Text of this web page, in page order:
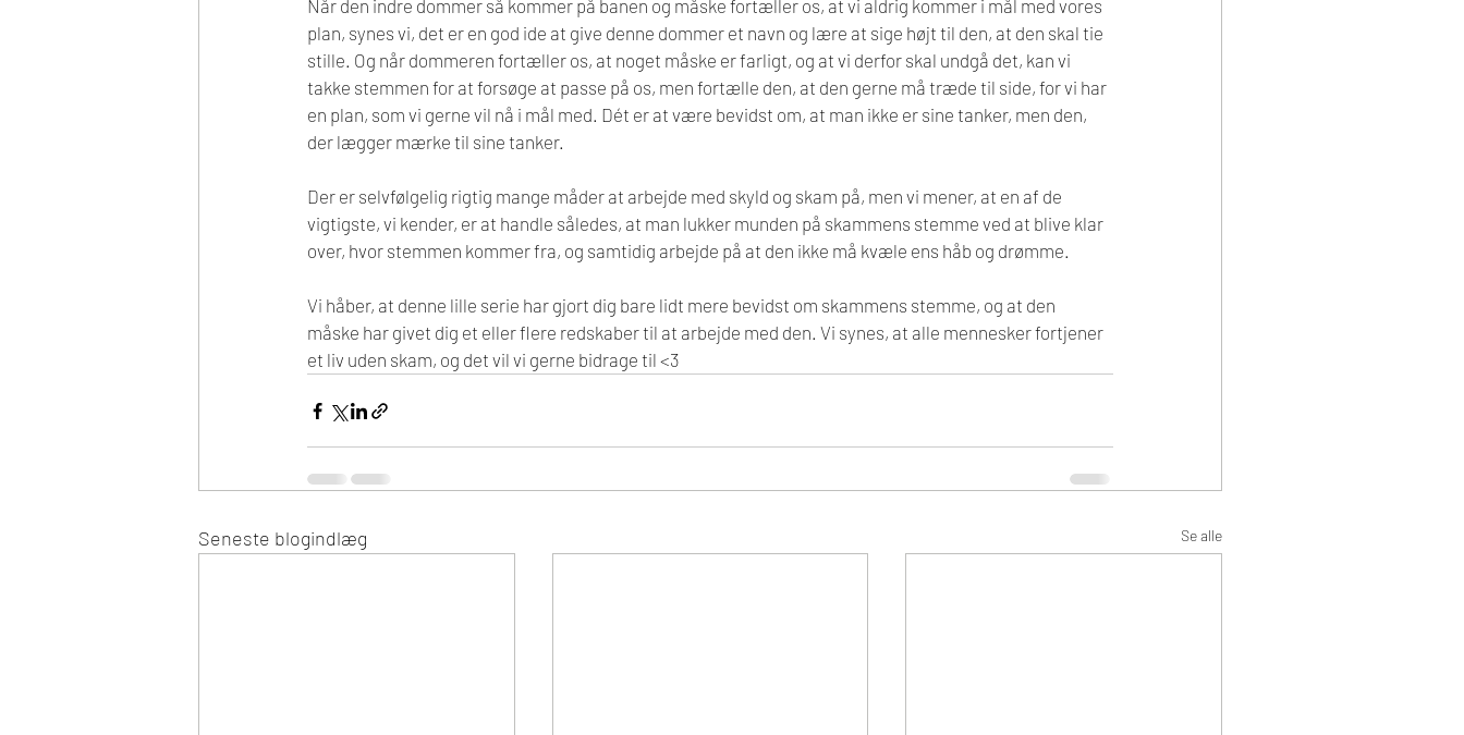
Når den indre dommer så kommer på banen og måske fortæller os, at vi aldrig kommer i mål med vores
plan, synes vi, det er en god ide at give denne dommer et navn og lære at sige højt til den, at den skal tie
stille. Og når dommeren fortæller os, at noget måske er farligt, og at vi derfor skal undgå det, kan vi
takke stemmen for at forsøge at passe på os, men fortælle den, at den gerne må træde til side, for vi har
en plan, som vi gerne vil nå i mål med. Dét er at være bevidst om, at man ikke er sine tanker, men den,
der lægger mærke til sine tanker.
Der er selvfølgelig rigtig mange måder at arbejde med skyld og skam på, men vi mener, at en af de
vigtigste, vi kender, er at handle således, at man lukker munden på skammens stemme ved at blive klar
over, hvor stemmen kommer fra, og samtidig arbejde på at den ikke må kvæle ens håb og drømme.
Vi håber, at denne lille serie har gjort dig bare lidt mere bevidst om skammens stemme, og at den
måske har givet dig et eller flere redskaber til at arbejde med den. Vi synes, at alle mennesker fortjener
et liv uden skam, og det vil vi gerne bidrage til <3
Seneste blogindlæg Se alle